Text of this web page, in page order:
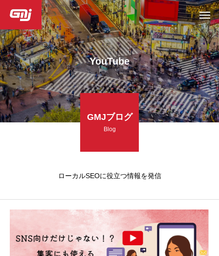
YouTube
GMJブログ
Blog
ローカルSEOに役立つ情報を発信